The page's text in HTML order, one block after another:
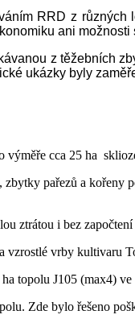
RRD z
ani
z těžebních
ukázky byly
výměře cca 25 ha
pařezů a kořeny
ztrátou i bez
vzrostlé vrby kultivaru
topolu J105 (max4)
Zde bylo řešeno